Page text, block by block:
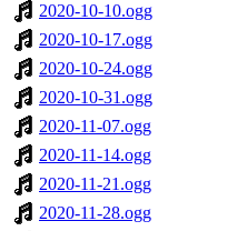
2020-10-10.ogg
2020-10-17.ogg
2020-10-24.ogg
2020-10-31.ogg
2020-11-07.ogg
2020-11-14.ogg
2020-11-21.ogg
2020-11-28.ogg